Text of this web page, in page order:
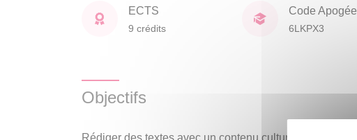
ECTS
9 crédits
Code Apogée
6LKPX3
Objectifs
Rédiger des textes avec un contenu culturel